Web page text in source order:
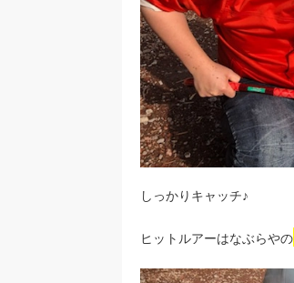
しっかりキャッチ♪
ヒットルアーはなぶらやの